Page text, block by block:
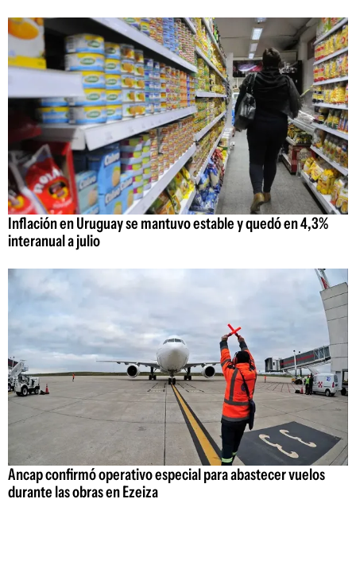
Inflación en Uruguay se mantuvo estable y quedó en 4,3%
interanual a julio
Ancap confirmó operativo especial para abastecer vuelos
durante las obras en Ezeiza